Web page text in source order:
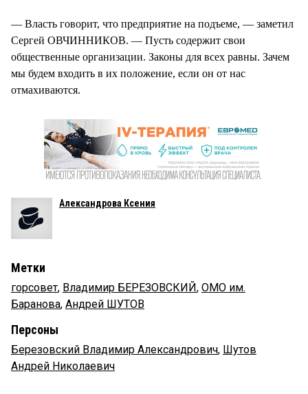
— Власть говорит, что предприятие на подъеме, — заметил
Сергей ОВЧИННИКОВ. — Пусть содержит свои
общественные организации. Законы для всех равны. Зачем
мы будем входить в их положение, если он от нас
отмахиваются.
Александрова Ксения
Метки
горсовет, Владимир БЕРЕЗОВСКИЙ, ОМО им.
Баранова, Андрей ШУТОВ
Персоны
Березовский Владимир Александрович, Шутов
Андрей Николаевич